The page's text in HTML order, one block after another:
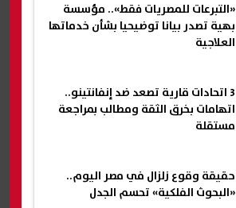
«التبرعات للمصريات فقط».. مؤسسة
بهية تصدر بيانا توضيحيا بشأن خدماتها
العلاجية
3 اتحادات قارية تصعد ضد إنفانتينو..
اتهامات بخرق الثقة ومطالب بمراجعة
مستقلة
حقيقة وقوع زلزال في مصر اليوم..
«البحوث الفلكية» تحسم الجدل